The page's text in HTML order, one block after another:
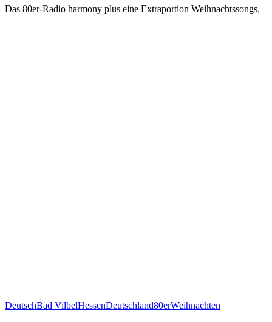
Das 80er-Radio harmony plus eine Extraportion Weihnachtssongs.
DeutschBad VilbelHessenDeutschland80erWeihnachten